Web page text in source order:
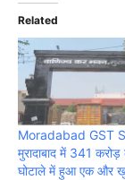
Related
Moradabad GST
मुरादाबाद में 341
घोटाले में हुआ एक और